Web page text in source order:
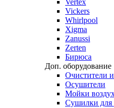
Vertex
Vickers
Whirlpool
Xigma
Zanussi
Zerten
Бирюса
Доп. оборудование
Очистители
Осушители
Мойки
Сушилки для